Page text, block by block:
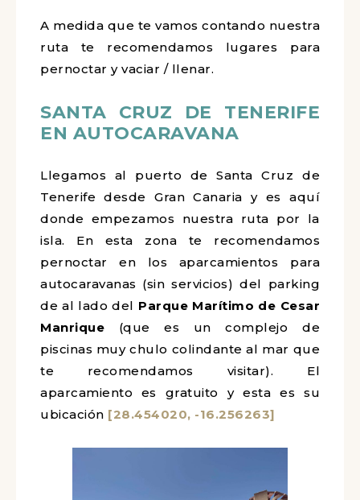
A medida que te vamos contando nuestra
ruta te recomendamos lugares para
pernoctar y vaciar / llenar.
SANTA CRUZ DE TENERIFE
EN AUTOCARAVANA
Llegamos al puerto de Santa Cruz de
Tenerife desde Gran Canaria y es aquí
donde empezamos nuestra ruta por la
isla. En esta zona te recomendamos
pernoctar en los aparcamientos para
autocaravanas (sin servicios) del parking
de al lado del Parque Marítimo de Cesar
Manrique (que es un complejo de
piscinas muy chulo colindante al mar que
te recomendamos visitar). El
aparcamiento es gratuito y esta es su
ubicación [28.454020, -16.256263]